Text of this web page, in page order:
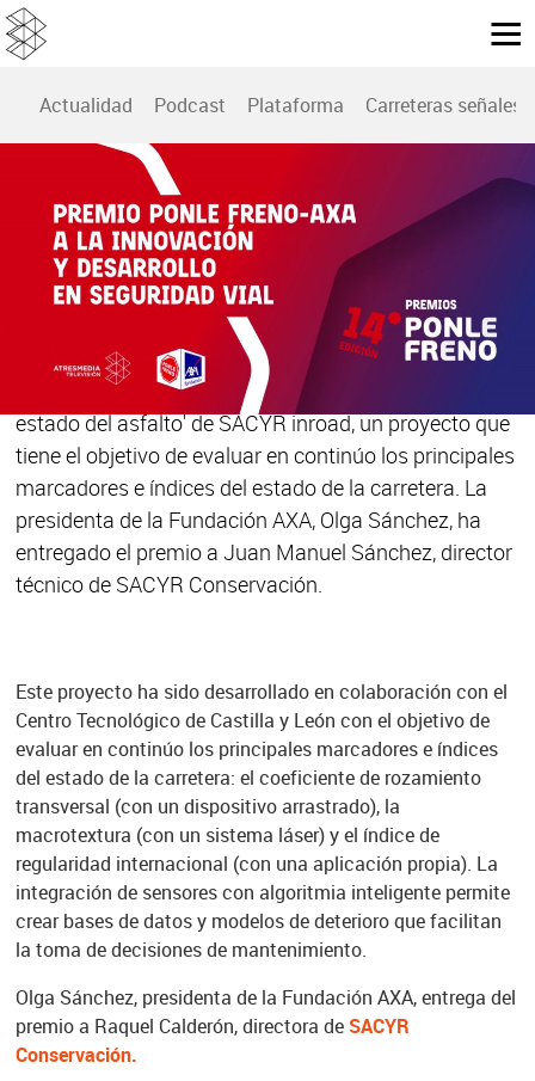
Actualidad Podcast Plataforma Carreteras señales
14 ª EDICIÓN PREMIOS PONLE FRENO
Premio Ponle Freno-AXA a la Innovación y
Desarrollo en Seguridad Vial: Análisis
sobre el estado del asfalto 'SACYR inroad'
El premio Ponle Freno-AXA de la 14ª edición de los
Premios Ponle Freno ha sido para el 'Análisis sobre el
estado del asfalto' de SACYR inroad, un proyecto que
tiene el objetivo de evaluar en continúo los principales
marcadores e índices del estado de la carretera. La
presidenta de la Fundación AXA, Olga Sánchez, ha
entregado el premio a Juan Manuel Sánchez, director
técnico de SACYR Conservación.
Este proyecto ha sido desarrollado en colaboración con el
Centro Tecnológico de Castilla y León con el objetivo de
evaluar en continúo los principales marcadores e índices
del estado de la carretera: el coeficiente de rozamiento
transversal (con un dispositivo arrastrado), la
macrotextura (con un sistema láser) y el índice de
regularidad internacional (con una aplicación propia). La
integración de sensores con algoritmia inteligente permite
crear bases de datos y modelos de deterioro que facilitan
la toma de decisiones de mantenimiento.
Olga Sánchez, presidenta de la Fundación AXA, entrega del
premio a Raquel Calderón, directora de SACYR
Conservación.